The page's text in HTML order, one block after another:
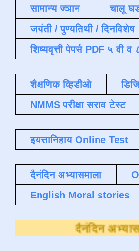
सामान्य ज्ञान
चालू
जयंती / पुण्यतिथी / दिनविशेष
शिष्यवृत्ती पेपर्स PDF ५ वी व
शैक्षणिक व्हिडीओ
NMMS परीक्षा सराव टेस्ट
इयत्तानिहाय Online Test
दैनंदिन अभ्यासमाला
English Moral stories